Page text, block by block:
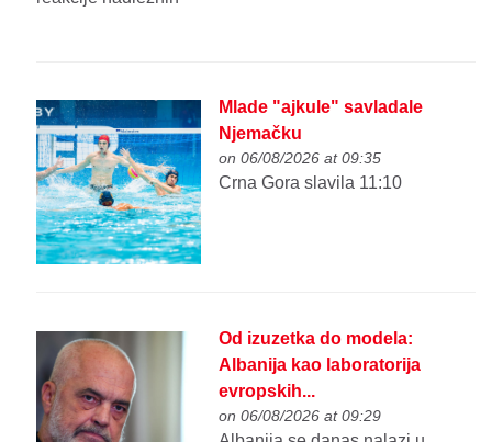
Mlade "ajkule" savladale
Njemačku
on 06/08/2026 at 09:35
Crna Gora slavila 11:10
Od izuzetka do modela:
Albanija kao laboratorija
evropskih...
on 06/08/2026 at 09:29